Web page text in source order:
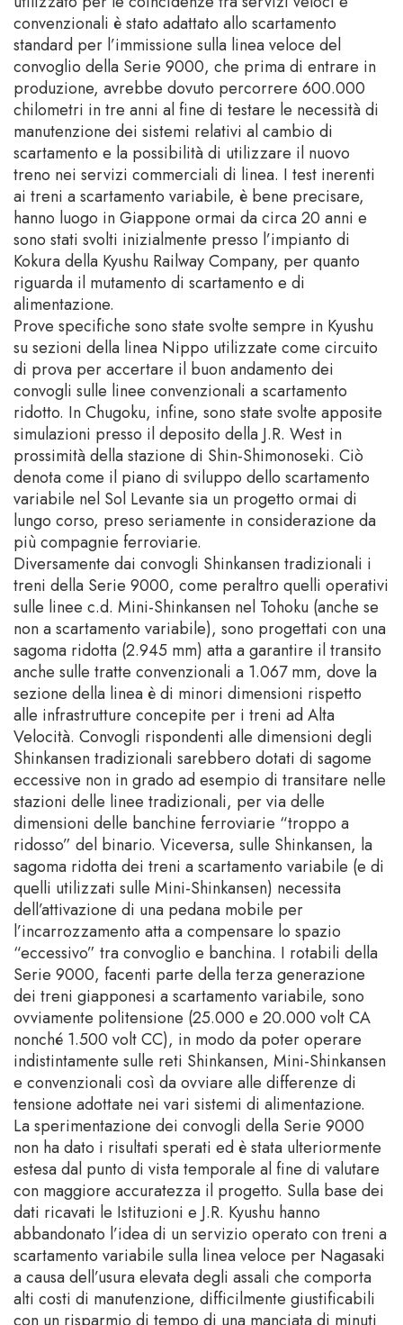
convenzionali è stato adattato allo scartamento
standard per l’immissione sulla linea veloce del
convoglio della Serie 9000, che prima di entrare in
produzione, avrebbe dovuto percorrere 600.000
chilometri in tre anni al fine di testare le necessità di
manutenzione dei sistemi relativi al cambio di
scartamento e la possibilità di utilizzare il nuovo
treno nei servizi commerciali di linea. I test inerenti
ai treni a scartamento variabile, è bene precisare,
hanno luogo in Giappone ormai da circa 20 anni e
sono stati svolti inizialmente presso l’impianto di
Kokura della Kyushu Railway Company, per quanto
riguarda il mutamento di scartamento e di
alimentazione.
Prove specifiche sono state svolte sempre in Kyushu
su sezioni della linea Nippo utilizzate come circuito
di prova per accertare il buon andamento dei
convogli sulle linee convenzionali a scartamento
ridotto. In Chugoku, infine, sono state svolte apposite
simulazioni presso il deposito della J.R. West in
prossimità della stazione di Shin-Shimonoseki. Ciò
denota come il piano di sviluppo dello scartamento
variabile nel Sol Levante sia un progetto ormai di
lungo corso, preso seriamente in considerazione da
più compagnie ferroviarie.
Diversamente dai convogli Shinkansen tradizionali i
treni della Serie 9000, come peraltro quelli operativi
sulle linee c.d. Mini-Shinkansen nel Tohoku (anche se
non a scartamento variabile), sono progettati con una
sagoma ridotta (2.945 mm) atta a garantire il transito
anche sulle tratte convenzionali a 1.067 mm, dove la
sezione della linea è di minori dimensioni rispetto
alle infrastrutture concepite per i treni ad Alta
Velocità. Convogli rispondenti alle dimensioni degli
Shinkansen tradizionali sarebbero dotati di sagome
eccessive non in grado ad esempio di transitare nelle
stazioni delle linee tradizionali, per via delle
dimensioni delle banchine ferroviarie “troppo a
ridosso” del binario. Viceversa, sulle Shinkansen, la
sagoma ridotta dei treni a scartamento variabile (e di
quelli utilizzati sulle Mini-Shinkansen) necessita
dell’attivazione di una pedana mobile per
l’incarrozzamento atta a compensare lo spazio
“eccessivo” tra convoglio e banchina. I rotabili della
Serie 9000, facenti parte della terza generazione
dei treni giapponesi a scartamento variabile, sono
ovviamente politensione (25.000 e 20.000 volt CA
nonché 1.500 volt CC), in modo da poter operare
indistintamente sulle reti Shinkansen, Mini-Shinkansen
e convenzionali così da ovviare alle differenze di
tensione adottate nei vari sistemi di alimentazione.
La sperimentazione dei convogli della Serie 9000
non ha dato i risultati sperati ed è stata ulteriormente
estesa dal punto di vista temporale al fine di valutare
con maggiore accuratezza il progetto. Sulla base dei
dati ricavati le Istituzioni e J.R. Kyushu hanno
abbandonato l’idea di un servizio operato con treni a
scartamento variabile sulla linea veloce per Nagasaki
a causa dell’usura elevata degli assali che comporta
alti costi di manutenzione, difficilmente giustificabili